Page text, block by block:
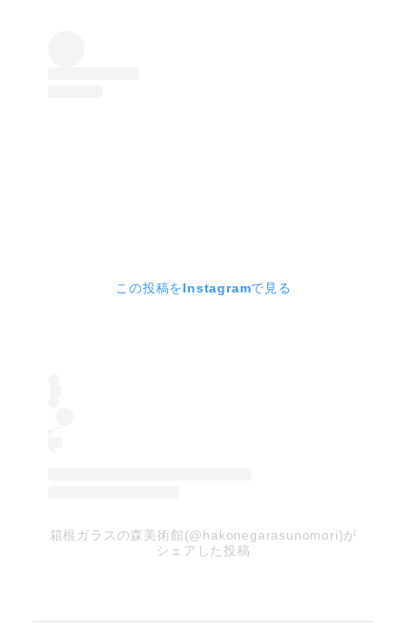
この投稿をInstagramで見る
箱根ガラスの森美術館(@hakonegarasunomori)が
シェアした投稿